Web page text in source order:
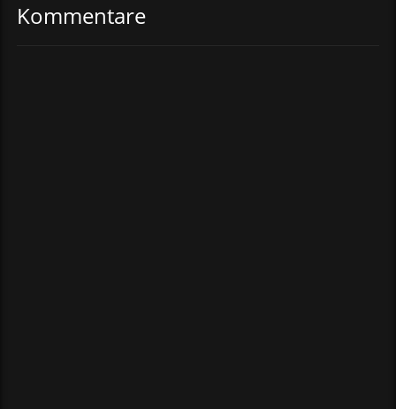
Kommentare